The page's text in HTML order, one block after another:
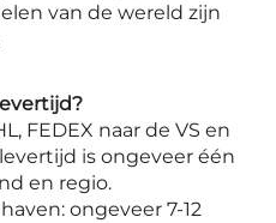
van de wereld zijn
FEDEX naar de VS en
is ongeveer één
en regio.
ongeveer 7-12